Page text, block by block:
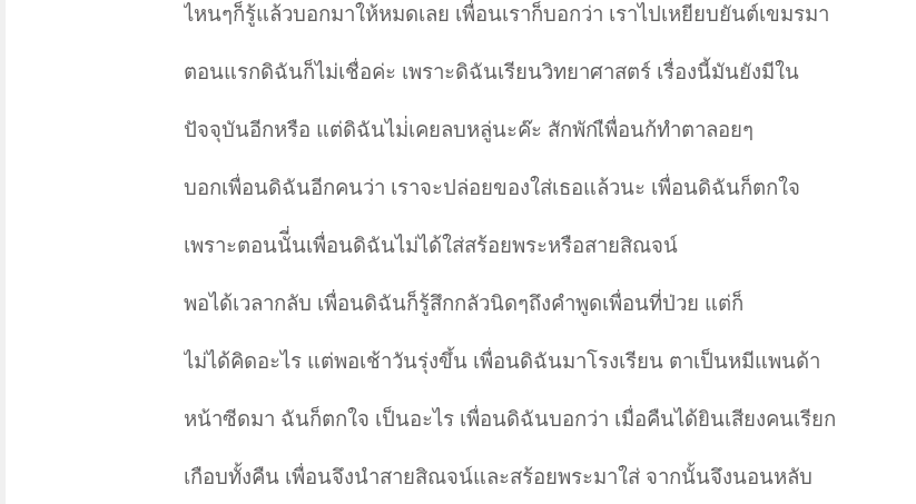
ไหนๆก็รู้แล้วบอกมาให้หมดเลย เพื่อนเราก็บอกว่า เราไปเหยียบยันต์เขมรมา
ตอนแรกดิฉันก็ไม่เชื่อค่ะ เพราะดิฉันเรียนวิทยาศาสตร์ เรื่องนี้มันยังมีใน
ปัจจุบันอีกหรือ แต่ดิฉันไม่่เคยลบหลู่นะค๊ะ สักพักเืพื่อนก้ทำตาลอยๆ
บอกเพื่อนดิฉันอีกคนว่า เราจะปล่อยของใส่เธอแล้วนะ เพื่อนดิฉันก็ตกใจ
เพราะตอนนัี่นเพื่อนดิฉันไม่ได้ใส่สร้อยพระหรือสายสิณจน์
พอได้เวลากลับ เพื่อนดิฉันก็รู้สึกกลัวนิดๆถึงคำพูดเพื่อนที่ป่วย แต่ก็
ไม่ได้คิดอะไร แต่พอเช้าวันรุ่งขึ้น เพื่อนดิฉันมาโรงเรียน ตาเป็นหมีแพนด้า
หน้าซีดมา ฉันก็ตกใจ เป็นอะไร เพื่อนดิฉันบอกว่า เมื่อคืนได้ยินเสียงคนเรียก
เกือบทั้งคืน เพื่อนจึงนำสายสิณจน์และสร้อยพระมาใส่ จากนั้นจึงนอนหลับ